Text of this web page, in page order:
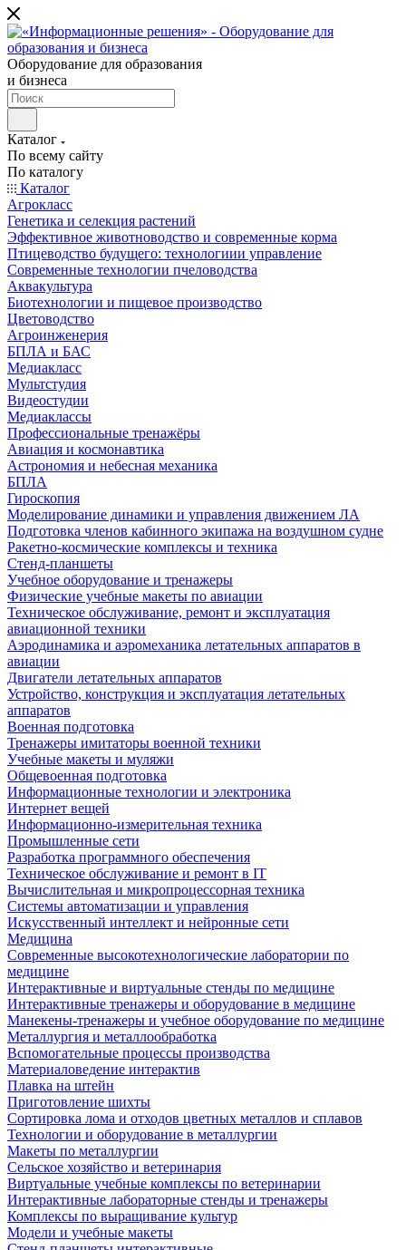
Оборудование для образования
и бизнеса
Каталог
По всему сайту
По каталогу
Каталог
Агрокласс
Генетика и селекция растений
Эффективное животноводство и современные корма
Птицеводство будущего: технологиии управление
Современные технологии пчеловодства
Аквакультура
Биотехнологии и пищевое производство
Цветоводство
Агроинженерия
БПЛА и БАС
Медиакласс
Мультстудия
Видеостудии
Медиаклассы
Профессиональные тренажёры
Авиация и космонавтика
Астрономия и небесная механика
БПЛА
Гироскопия
Моделирование динамики и управления движением ЛА
Подготовка членов кабинного экипажа на воздушном судне
Ракетно-космические комплексы и техника
Стенд-планшеты
Учебное оборудование и тренажеры
Физические учебные макеты по авиации
Техническое обслуживание, ремонт и эксплуатация
авиационной техники
Аэродинамика и аэромеханика летательных аппаратов в
авиации
Двигатели летательных аппаратов
Устройство, конструкция и эксплуатация летательных
аппаратов
Военная подготовка
Тренажеры имитаторы военной техники
Учебные макеты и муляжи
Общевоенная подготовка
Информационные технологии и электроника
Интернет вещей
Информационно-измерительная техника
Промышленные сети
Разработка программного обеспечения
Техническое обслуживание и ремонт в IT
Вычислительная и микропроцессорная техника
Системы автоматизации и управления
Искусственный интеллект и нейронные сети
Медицина
Современные высокотехнологические лаборатории по
медицине
Интерактивные и виртуальные стенды по медицине
Интерактивные тренажеры и оборудование в медицине
Манекены-тренажеры и учебное оборудование по медицине
Металлургия и металлообработка
Вспомогательные процессы производства
Материаловедение интерактив
Плавка на штейн
Приготовление шихты
Сортировка лома и отходов цветных металлов и сплавов
Технологии и оборудование в металлургии
Макеты по металлургии
Сельское хозяйство и ветеринария
Виртуальные учебные комплексы по ветеринарии
Интерактивные лабораторные стенды и тренажеры
Комплексы по выращивание культур
Модели и учебные макеты